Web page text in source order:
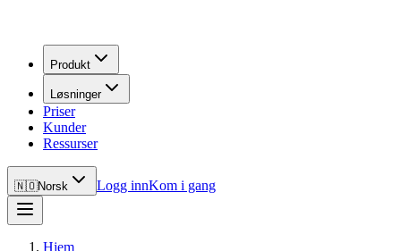
Produkt
Løsninger
Priser
Kunder
Ressurser
🇳🇴Norsk Logg innKom i gang
Hjem